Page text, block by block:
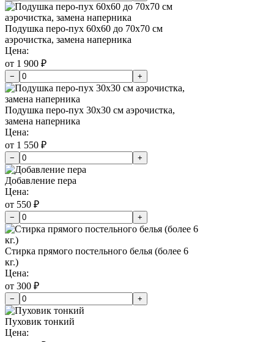
Подушка перо-пух 60х60 до 70х70 см
аэрочистка, замена наперника
Цена:
от 1 900 ₽
− +
Подушка перо-пух 30х30 см аэрочистка,
замена наперника
Цена:
от 1 550 ₽
− +
Добавление пера
Цена:
от 550 ₽
− +
Стирка прямого постельного белья (более 6
кг.)
Цена:
от 300 ₽
− +
Пуховик тонкий
Цена: